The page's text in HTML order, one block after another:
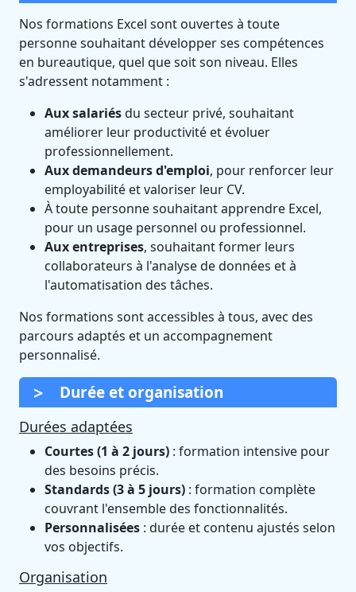
Nos formations Excel sont ouvertes à toute
personne souhaitant développer ses compétences
en bureautique, quel que soit son niveau. Elles
s'adressent notamment :
Aux salariésdu secteur privé, souhaitant
améliorer leur productivité et évoluer
professionnellement.
Aux demandeurs d'emploi, pour renforcer leur
employabilité et valoriser leur CV.
À toute personne souhaitant apprendre Excel,
pour un usage personnel ou professionnel.
Aux entreprises, souhaitant former leurs
collaborateurs à l'analyse de données et à
l'automatisation des tâches.
Nos formations sont accessibles à tous, avec des
parcours adaptés et un accompagnement
personnalisé.
Durée et organisation
Durées adaptées
Courtes (1 à 2 jours) : formation intensive pour
des besoins précis.
Standards (3 à 5 jours) : formation complète
couvrant l'ensemble des fonctionnalités.
Personnalisées : durée et contenu ajustés selon
vos objectifs.
Organisation